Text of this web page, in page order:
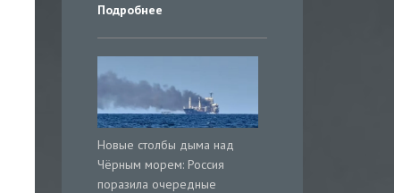
Подробнее
Новые столбы дыма над
Чёрным морем: Россия
поразила очередные